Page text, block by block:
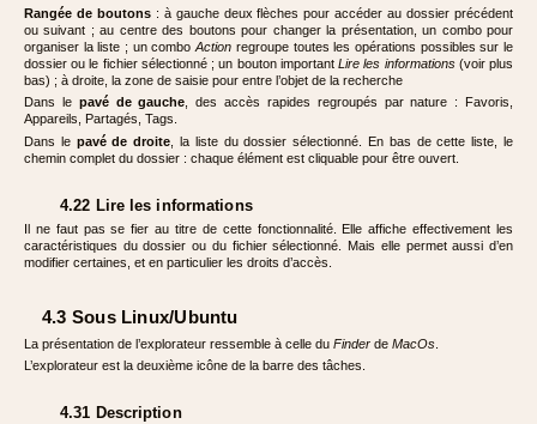
Rangée de boutons: à gauche deux flèches pour accéder au dossier précédent
ou suivant ; au centre des boutons pour changer la présentation, un combo pour
organiser la liste ; un comboAction regroupe toutes les opérations possibles sur le
dossier ou le fichier sélectionné ; un bouton importantLire les informations(voir plus
bas) ; à droite, la zone de saisie pour entre l’objet de la recherche
Dans le pavé de gauche , des accès rapides regroupés par nature : Favoris,
Appareils, Partagés, Tags.
Dans le pavé de droite , la liste du dossier sélectionné. En bas de cette liste, le
chemin complet du dossier : chaque élément est cliquable pour être ouvert.
4.22 Lire les informations
Il ne faut pas se fier au titre de cette fonctionnalité. Elle affiche effectivement les
caractéristiques du dossier ou du fichier sélectionné. Mais elle permet aussi d’en
modifier certaines, et en particulier les droits d’accès.
4.3 Sous Linux/Ubuntu
La présentation de l’explorateur ressemble à celle du Finder de MacOs
L’explorateur est la deuxième icône de la barre des tâches.
4.31 Description